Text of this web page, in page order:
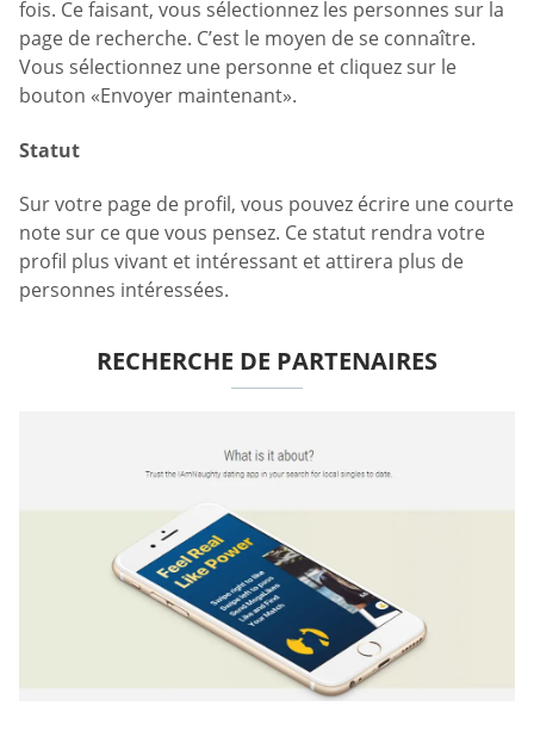
fois. Ce faisant, vous sélectionnez les personnes sur la
page de recherche. C’est le moyen de se connaître.
Vous sélectionnez une personne et cliquez sur le
bouton «Envoyer maintenant».
Statut
Sur votre page de profil, vous pouvez écrire une courte
note sur ce que vous pensez. Ce statut rendra votre
profil plus vivant et intéressant et attirera plus de
personnes intéressées.
RECHERCHE DE PARTENAIRES